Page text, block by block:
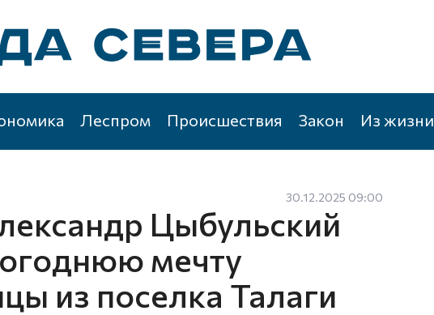
Леспром Происшествия Закон Из жизни
30.12.2025 09:00
Цыбульский
мечту
из поселка Талаги